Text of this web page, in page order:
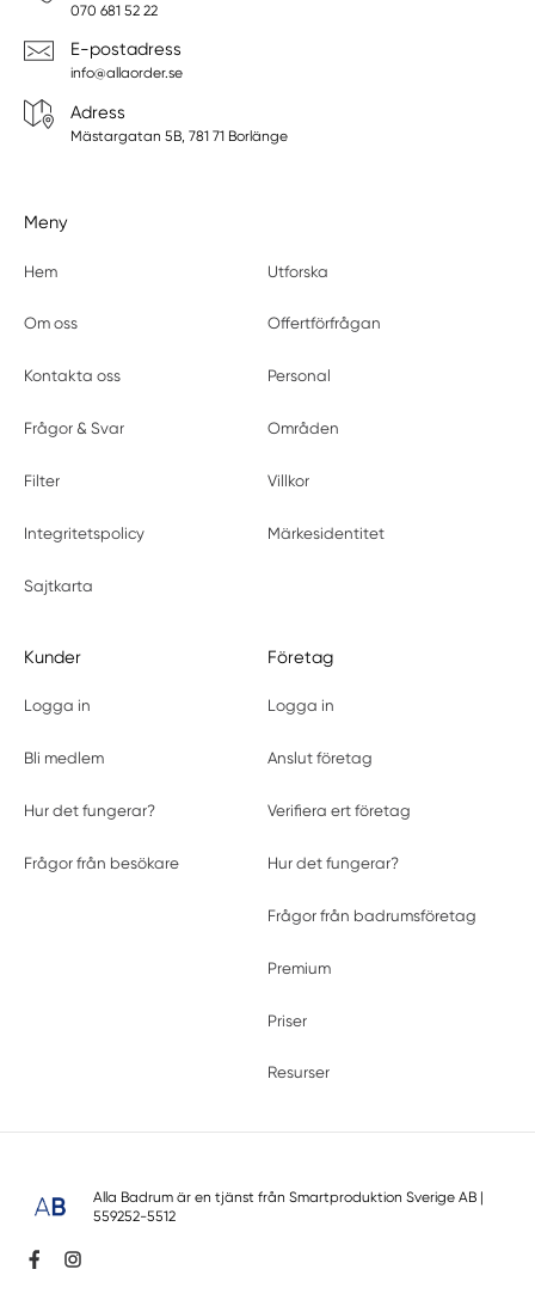
070 681 52 22
E-postadress
info@allaorder.se
Adress
Mästargatan 5B, 781 71 Borlänge
Meny
Hem Utforska
Om oss Offertförfrågan
Kontakta oss Personal
Frågor & Svar Områden
Filter Villkor
Integritetspolicy Märkesidentitet
Sajtkarta
Kunder
Logga in
Bli medlem
Hur det fungerar?
Frågor från besökare
Företag
Logga in
Anslut företag
Verifiera ert företag
Hur det fungerar?
Frågor från badrumsföretag
Premium
Priser
Resurser
Alla Badrum är en tjänst från Smartproduktion Sverige AB|
559252-5512